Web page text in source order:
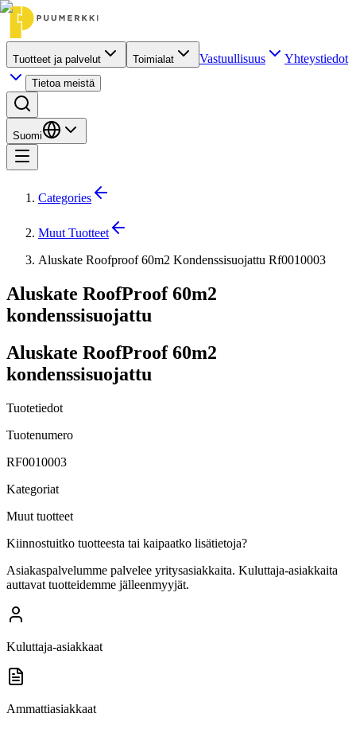
Tuotteet ja palvelut Toimialat Vastuullisuus Yhteystiedot
Tietoa meistä
Suomi
Categories
Muut Tuotteet
Aluskate Roofproof 60m2 Kondenssisuojattu Rf0010003
Aluskate RoofProof 60m2
kondenssisuojattu
Aluskate RoofProof 60m2
kondenssisuojattu
Tuotetiedot
Tuotenumero
RF0010003
Kategoriat
Muut tuotteet
Kiinnostuitko tuotteesta tai kaipaatko lisätietoja?
Asiakaspalvelumme palvelee yritysasiakkaita. Kuluttaja-asiakkaita
auttavat tuotteidemme jälleenmyyjät.
Kuluttaja-asiakkaat
Ammattiasiakkaat